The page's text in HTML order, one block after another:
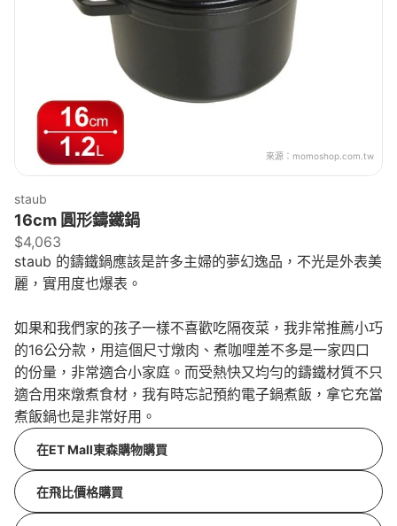
來源： momoshop.com.tw
staub
16cm 圓形鑄鐵鍋
$4,063
staub 的鑄鐵鍋應該是許多主婦的夢幻逸品，不光是外表美
麗，實用度也爆表。
如果和我們家的孩子一樣不喜歡吃隔夜菜，我非常推薦小巧
的16公分款，用這個尺寸燉肉、煮咖哩差不多是一家四口
的份量，非常適合小家庭。而受熱快又均勻的鑄鐵材質不只
適合用來燉煮食材，我有時忘記預約電子鍋煮飯，拿它充當
煮飯鍋也是非常好用。
在ET Mall東森購物購買
在飛比價格購買